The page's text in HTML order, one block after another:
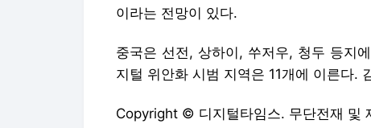
이라는 전망이 있다.
중국은 선전, 상하이, 쑤저우, 청두 등지
지털 위안화 시범 지역은 11개에 이른다.
Copyright © 디지털타임스. 무단전재 및